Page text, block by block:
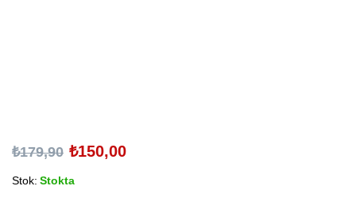
₺179,90 ₺150,00
Stok: Stokta